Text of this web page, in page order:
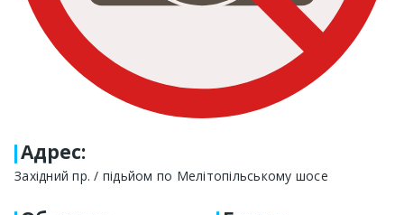
Адрес:
Західний пр. / підьйом по Мелітопільському шосе